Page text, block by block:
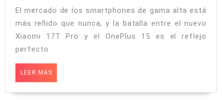
entender
la
potencia
vs
OnePlus
15:
de
El mercado de los smartphones de gama alta está
más reñido que nunca, y la batalla entre el nuevo
Xiaomi 17T Pro y el OnePlus 15 es el reflejo
perfecto
LEER MÁSLEER
MÁS